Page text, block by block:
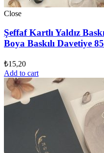
Close
Şeffaf Kartlı Yaldız
Boya Baskılı Davetiye
₺15,20
Add to cart